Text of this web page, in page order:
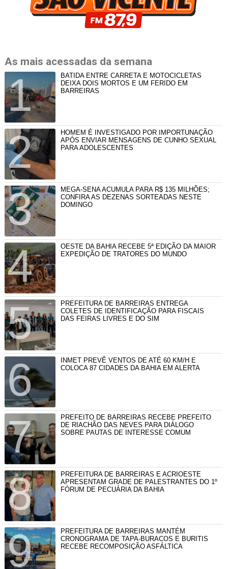
As mais acessadas da semana
BATIDA ENTRE CARRETA E MOTOCICLETAS
DEIXA DOIS MORTOS E UM FERIDO EM
BARREIRAS
HOMEM É INVESTIGADO POR IMPORTUNAÇÃO
APÓS ENVIAR MENSAGENS DE CUNHO SEXUAL
PARA ADOLESCENTES
MEGA-SENA ACUMULA PARA R$ 135 MILHÕES;
CONFIRA AS DEZENAS SORTEADAS NESTE
DOMINGO
OESTE DA BAHIA RECEBE 5ª EDIÇÃO DA MAIOR
EXPEDIÇÃO DE TRATORES DO MUNDO
PREFEITURA DE BARREIRAS ENTREGA
COLETES DE IDENTIFICAÇÃO PARA FISCAIS
DAS FEIRAS LIVRES E DO SIM
INMET PREVÊ VENTOS DE ATÉ 60 KM/H E
COLOCA 87 CIDADES DA BAHIA EM ALERTA
PREFEITO DE BARREIRAS RECEBE PREFEITO
DE RIACHÃO DAS NEVES PARA DIÁLOGO
SOBRE PAUTAS DE INTERESSE COMUM
PREFEITURA DE BARREIRAS E ACRIOESTE
APRESENTAM GRADE DE PALESTRANTES DO 1º
FÓRUM DE PECUÁRIA DA BAHIA
PREFEITURA DE BARREIRAS MANTÉM
CRONOGRAMA DE TAPA-BURACOS E BURITIS
RECEBE RECOMPOSIÇÃO ASFÁLTICA